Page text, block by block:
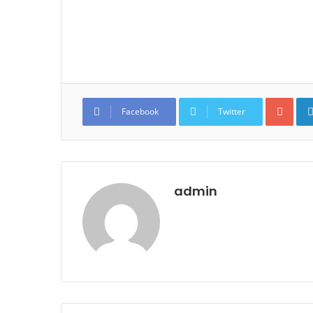
Facebook Twitter
Google+
admin